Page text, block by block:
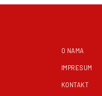
O NAMA
IMPRESUM
KONTAKT